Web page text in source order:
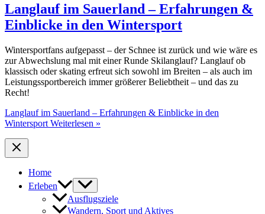
Langlauf im Sauerland – Erfahrungen &
Einblicke in den Wintersport
Wintersportfans aufgepasst – der Schnee ist zurück und wie wäre es
zur Abwechslung mal mit einer Runde Skilanglauf? Langlauf ob
klassisch oder skating erfreut sich sowohl im Breiten – als auch im
Leistungssportbereich immer größerer Beliebtheit – und das zu
Recht!
Langlauf im Sauerland – Erfahrungen & Einblicke in den
Wintersport Weiterlesen »
Home
Erleben
Ausflugsziele
Wandern, Sport und Aktives